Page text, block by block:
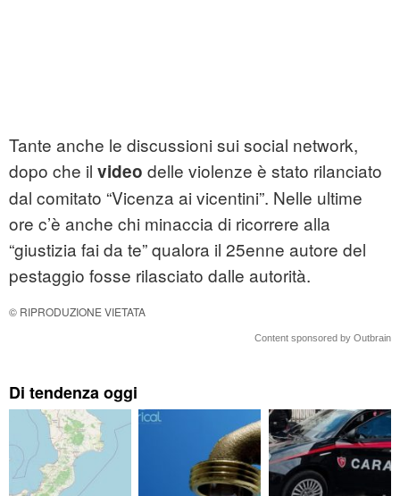
Tante anche le discussioni sui social network,
dopo che il video delle violenze è stato rilanciato
dal comitato “Vicenza ai vicentini”. Nelle ultime
ore c’è anche chi minaccia di ricorrere alla
“giustizia fai da te” qualora il 25enne autore del
pestaggio fosse rilasciato dalle autorità.
© RIPRODUZIONE VIETATA
Content sponsored by Outbrain
Di tendenza oggi